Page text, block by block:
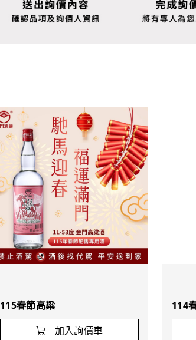
115春節高粱
加入詢價車
114